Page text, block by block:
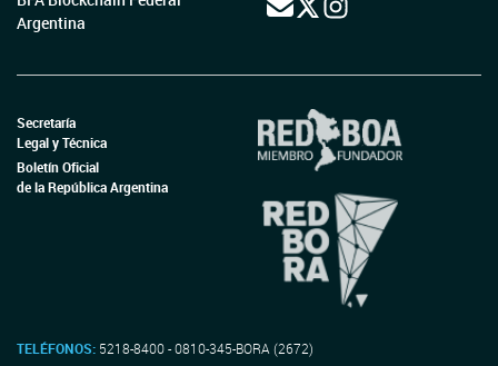
Argentina
Secretaría
Legal y Técnica
Boletín Oficial
de la República Argentina
TELÉFONOS: 5218-8400 - 0810-345-BORA (2672)